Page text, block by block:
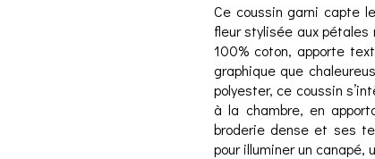
Ce coussin garni capte
fleur stylisée aux
100% coton, apporte
graphique que
polyester, ce coussin
à la chambre, en
broderie dense et ses
pour illuminer un canapé,